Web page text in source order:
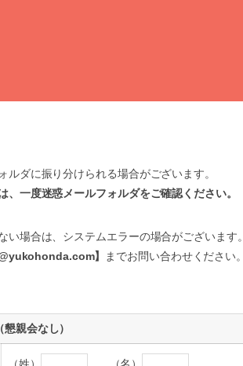
ルダに振り分けられる場合がございます。
、一度迷惑メールフォルダをご確認ください。
い場合は、システムエラーの場合がございます。
】 までお問い合わせください。
親会なし）